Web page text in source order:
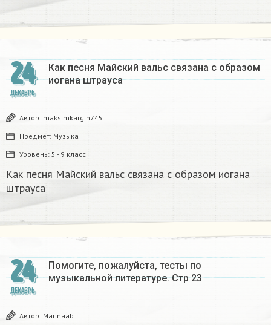
24
ДЕКАБРЬ
Как песня Майский вальс связана с образом
иогана штрауса
Автор: maksimkargin745
Предмет: Музыка
Уровень: 5 - 9 класс
Как песня Майский вальс связана с образом иогана
штрауса
24
ДЕКАБРЬ
Помогите, пожалуйста, тесты по
музыкальной литературе. Стр 23
Автор: Marinaab